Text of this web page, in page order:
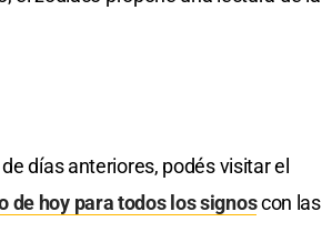
días anteriores, podés visitar el
de hoy para todos los signoscon las